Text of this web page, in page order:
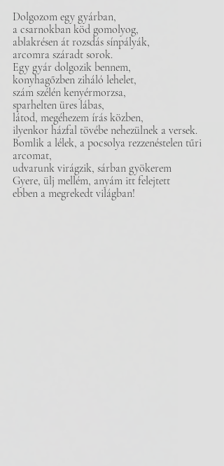
Dolgozom egy gyárban,
a csarnokban köd gomolyog,
ablakrésen át rozsdás sínpályák,
arcomra száradt sorok.
Egy gyár dolgozik bennem,
konyhagőzben ziháló lehelet,
szám szélén kenyérmorzsa,
sparhelten üres lábas,
látod, megéhezem írás közben,
ilyenkor házfal tövébe nehezülnek a versek.
Bomlik a lélek, a pocsolya rezzenéstelen tűri
arcomat,
udvarunk virágzik, sárban gyökerem
Gyere, ülj mellém, anyám itt felejtett
ebben a megrekedt világban!